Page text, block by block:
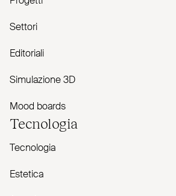
Settori
Editoriali
Simulazione 3D
Mood boards
Tecnologia
Tecnologia
Estetica